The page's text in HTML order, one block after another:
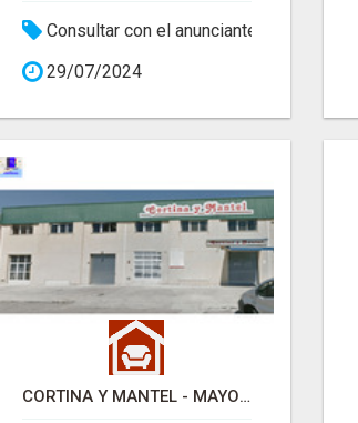
Consultar con el anunciante
29/07/2024
CORTINA Y MANTEL - MAYORISTA TEXTIL HOGAR